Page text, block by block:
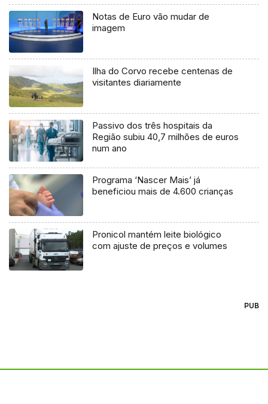
Notas de Euro vão mudar de
imagem
Ilha do Corvo recebe centenas de
visitantes diariamente
Passivo dos três hospitais da
Região subiu 40,7 milhões de euros
num ano
Programa ‘Nascer Mais’ já
beneficiou mais de 4.600 crianças
Pronicol mantém leite biológico
com ajuste de preços e volumes
PUB